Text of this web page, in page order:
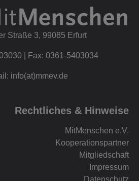
Straße 3, 99085 Erfurt
| Fax: 0361-5403034
info(at)mmev.de
Rechtliches & Hinweise
MitMenschen e.V.
Kooperationspartner
Mitgliedschaft
Impressum
Datenschutz